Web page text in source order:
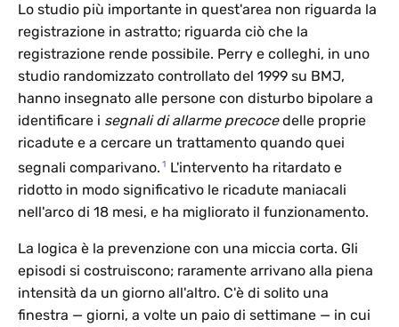
Lo studio più importante in quest'area non riguarda la
registrazione in astratto; riguarda ciò che la
registrazione rende possibile. Perry e colleghi, in uno
studio randomizzato controllato del 1999 su BMJ,
hanno insegnato alle persone con disturbo bipolare a
identificare i segnali di allarme precocedelle proprie
ricadute e a cercare un trattamento quando quei
segnali comparivano. 1 L'intervento ha ritardato e
ridotto in modo significativo le ricadute maniacali
nell'arco di 18 mesi, e ha migliorato il funzionamento.
La logica è la prevenzione con una miccia corta. Gli
episodi si costruiscono; raramente arrivano alla piena
intensità da un giorno all'altro. C'è di solito una
finestra — giorni, a volte un paio di settimane — in cui